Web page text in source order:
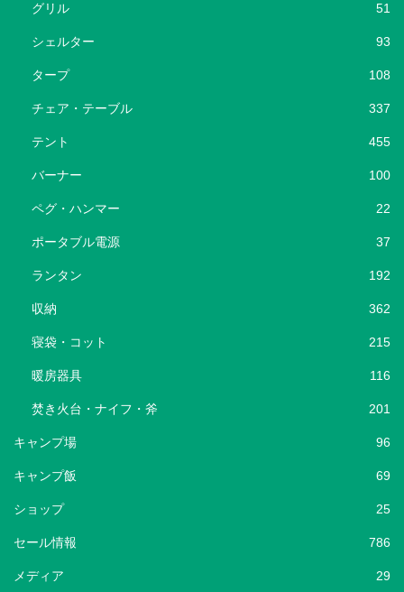
グリル 51
シェルター 93
タープ 108
チェア・テーブル 337
テント 455
バーナー 100
ペグ・ハンマー 22
ポータブル電源 37
ランタン 192
収納 362
寝袋・コット 215
暖房器具 116
焚き火台・ナイフ・斧 201
キャンプ場 96
キャンプ飯 69
ショップ 25
セール情報 786
メディア 29